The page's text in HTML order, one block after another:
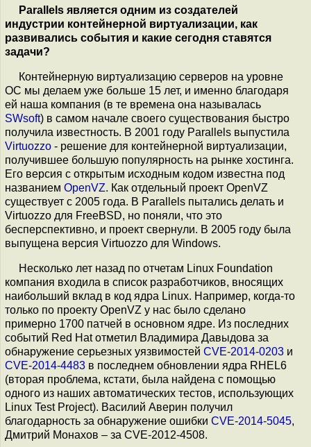
Parallels является одним из создателей
индустрии контейнерной виртуализации, как
развивались события и какие сегодня ставятся
задачи?
Контейнерную виртуализацию серверов на уровне
ОС мы делаем уже больше 15 лет, и именно благодаря
ей наша компания (в те времена она называлась
SWsoft) в самом начале своего существования быстро
получила известность. В 2001 году Parallels выпустила
Virtuozzo - решение для контейнерной виртуализации,
получившее большую популярность на рынке хостинга.
Его версия с открытым исходным кодом известна под
названием OpenVZ. Как отдельный проект OpenVZ
существует с 2005 года. В Parallels пытались делать и
Virtuozzo для FreeBSD, но поняли, что это
бесперcпективно, и проект свернули. В 2005 году была
выпущена версия Virtuozzo для Windows.
Несколько лет назад по отчетам Linux Foundation
компания входила в список разработчиков, вносящих
наибольший вклад в код ядра Linux. Например, когда-то
только по проекту OpenVZ у нас было сделано
примерно 1700 патчей в основном ядре. Из последних
событий Red Hat отметил Владимира Давыдова за
обнаружение серьезных уязвимостей CVE-2014-0203 и
CVE-2014-4483 в последнем обновлении ядра RHEL6
(вторая проблема, кстати, была найдена с помощью
одного из наших автоматических тестов, использующих
Linux Test Project). Василий Аверин получил
благодарность за обнаружение ошибки CVE-2014-5045,
Дмитрий Монахов – за CVE-2012-4508.